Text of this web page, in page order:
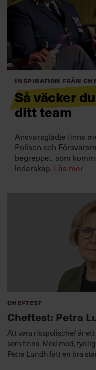
Villkor och policy för
efter:
Inspiration från
Så väcker
ditt team
Ansvarsglädje finns
Polisen och
begreppet, som
ledarskap. Läs mer
Cheftest
Cheftest: Petra
Att vara rikspolischef är
som finns. Med mod,
Petra Lundh fått en bra